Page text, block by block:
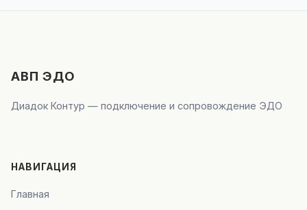
АВП ЭДО
Диадок Контур — подключение и сопровождение ЭДО
НАВИГАЦИЯ
Главная